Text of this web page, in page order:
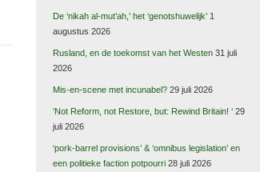
De ‘nikah al-mut’ah,’ het ‘genotshuwelijk’ 1
augustus 2026
Rusland, en de toekomst van het Westen 31 juli
2026
Mis-en-scene met incunabel? 29 juli 2026
‘Not Reform, not Restore, but: Rewind Britain! ‘ 29
juli 2026
‘pork-barrel provisions’ & ‘omnibus legislation’ en
een politieke faction potpourri 28 juli 2026